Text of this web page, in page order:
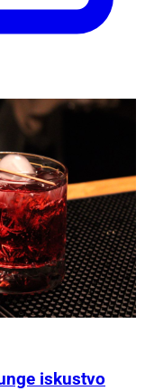
iskustvo